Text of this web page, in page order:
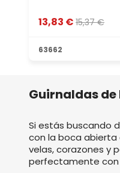
13,83 € 15,37 €
63662
Guirnaldas
Si estás buscando
con la boca abierta
velas, corazones y
perfectamente con